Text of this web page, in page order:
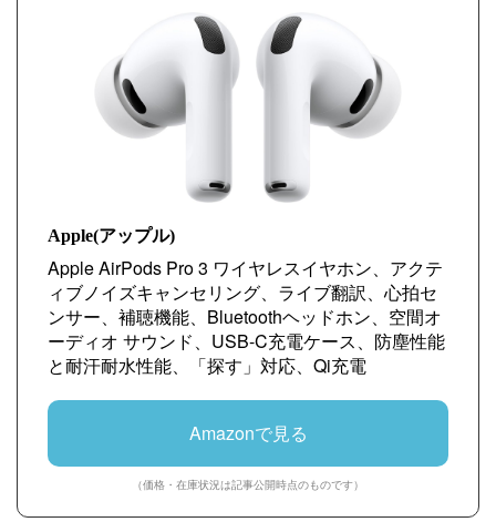
Apple(アップル)
Apple AirPods Pro 3 ワイヤレスイヤホン、アクテ
ィブノイズキャンセリング、ライブ翻訳、心拍セ
ンサー、補聴機能、Bluetoothヘッドホン、空間オ
ーディオ サウンド、USB-C充電ケース、防塵性能
と耐汗耐水性能、「探す」対応、Qi充電
Amazonで見る
（価格・在庫状況は記事公開時点のものです）